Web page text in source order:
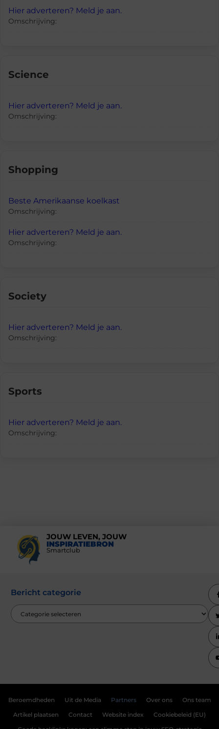
Hier adverteren? Meld je aan.
Omschrijving:
Science
Hier adverteren? Meld je aan.
Omschrijving:
Shopping
Beste Amerikaanse koelkast
Omschrijving:
Hier adverteren? Meld je aan.
Omschrijving:
Society
Hier adverteren? Meld je aan.
Omschrijving:
Sports
Hier adverteren? Meld je aan.
Omschrijving:
JOUW LEVEN, JOUW
INSPIRATIEBRON
Smartclub
Bericht categorie
Beroemdheden Uit de Media Partners Over ons Ons team
Artikel plaatsen Contact Website index Cookiebeleid (EU)